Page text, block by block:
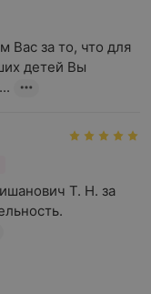
Вас за то, что для
детей Вы
Т. Н. за